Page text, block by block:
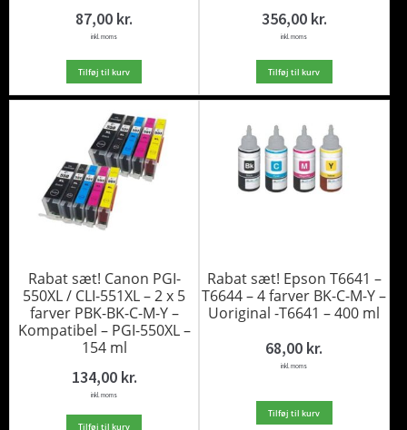
87,00 kr.
inkl. moms
Tilføj til kurv
356,00 kr.
inkl. moms
Tilføj til kurv
Rabat sæt! Canon PGI-
550XL / CLI-551XL – 2 x 5
farver PBK-BK-C-M-Y –
Kompatibel – PGI-550XL –
154 ml
134,00 kr.
inkl. moms
Tilføj til kurv
Rabat sæt! Epson T6641 –
T6644 – 4 farver BK-C-M-Y –
Uoriginal -T6641 – 400 ml
68,00 kr.
inkl. moms
Tilføj til kurv